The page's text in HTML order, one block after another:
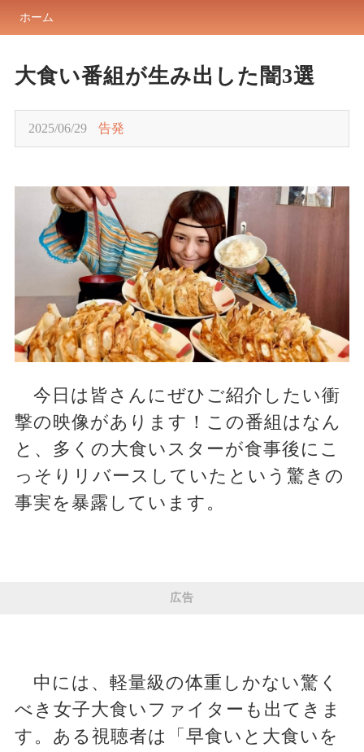
ホーム
大食い番組が生み出した闇3選
2025/06/29 告発
今日は皆さんにぜひご紹介したい衝
撃の映像があります！この番組はなん
と、多くの大食いスターが食事後にこ
っそりリバースしていたという驚きの
事実を暴露しています。
広告
中には、軽量級の体重しかない驚く
べき女子大食いファイターも出てきま
す。ある視聴者は「早食いと大食いを